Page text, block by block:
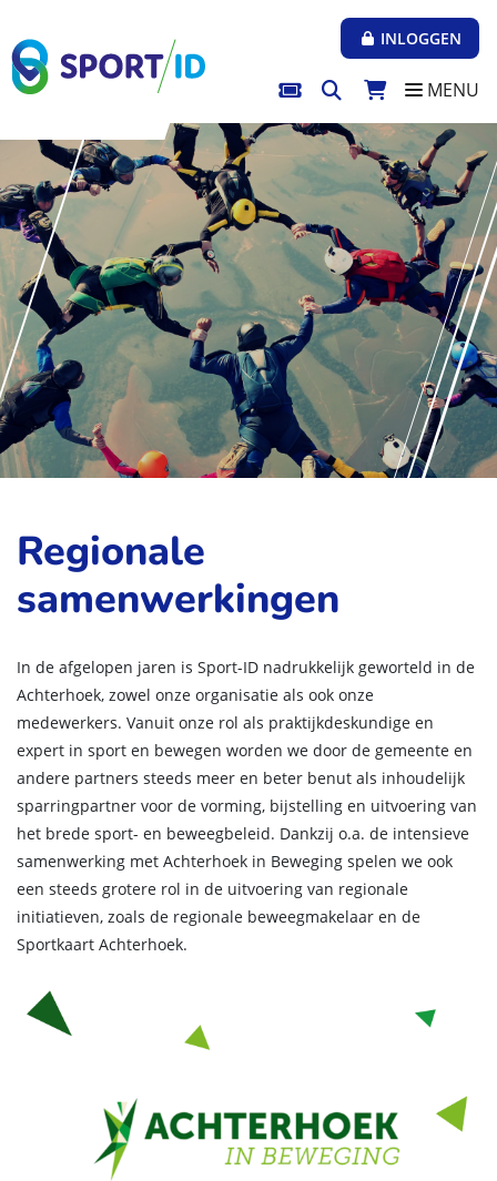
INLOGGEN
MENU
Regionale
samenwerkingen
In de afgelopen jaren is Sport-ID nadrukkelijk geworteld in de
Achterhoek, zowel onze organisatie als ook onze
medewerkers. Vanuit onze rol als praktijkdeskundige en
expert in sport en bewegen worden we door de gemeente en
andere partners steeds meer en beter benut als inhoudelijk
sparringpartner voor de vorming, bijstelling en uitvoering van
het brede sport- en beweegbeleid. Dankzij o.a. de intensieve
samenwerking met Achterhoek in Beweging spelen we ook
een steeds grotere rol in de uitvoering van regionale
initiatieven, zoals de regionale beweegmakelaar en de
Sportkaart Achterhoek.